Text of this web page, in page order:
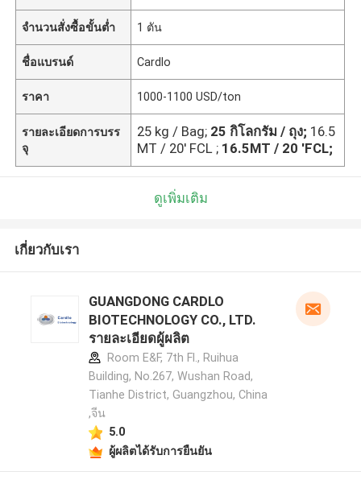
จำนวนสั่งซื้อขั้นต่ำ 1 ตัน
ชื่อแบรนด์ Cardlo
ราคา 1000-1100 USD/ton
รายละเอียดการบรร
จุ
25 kg / Bag; 25 กิโลกรัม / ถุง; 16.5
MT / 20' FCL ; 16.5MT / 20 'FCL;
ดูเพิ่มเติม
เกี่ยวกับเรา
GUANGDONG CARDLO
BIOTECHNOLOGY CO., LTD.
รายละเอียดผู้ผลิต
Room E&F, 7th Fl., Ruihua
Building, No.267, Wushan Road,
Tianhe District, Guangzhou, China
,จีน
5.0
ผู้ผลิตได้รับการยืนยัน